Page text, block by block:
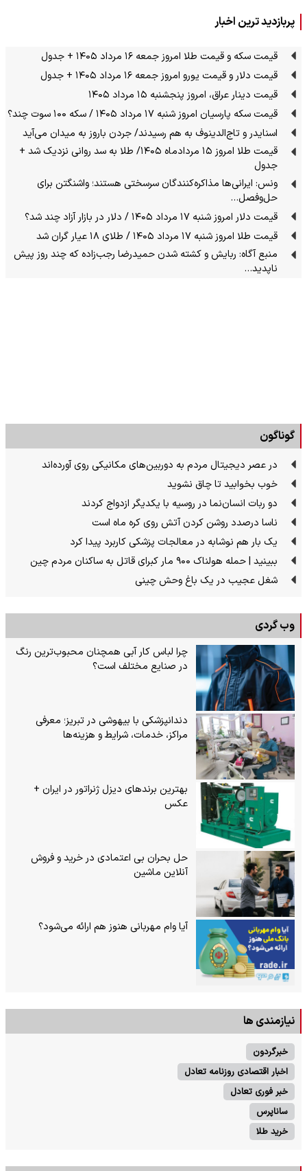
پربازدید ترین اخبار
قیمت سکه و قیمت طلا امروز جمعه ۱۶ مرداد ۱۴۰۵ + جدول
قیمت دلار و قیمت یورو امروز جمعه ۱۶ مرداد ۱۴۰۵ + جدول
قیمت دینار عراق، امروز پنجشنبه ۱۵ مرداد ۱۴۰۵
قیمت سکه پارسیان امروز شنبه ۱۷ مرداد ۱۴۰۵ / سکه ۱۰۰ سوت چند؟
اسنایدر و تاج‌الدینوف به هم رسیدند/ جردن باروز به میدان می‌آید
قیمت طلا امروز ۱۵ مردادماه ۱۴۰۵/ طلا به سد روانی نزدیک شد +
جدول
ونس: ایرانی‌ها مذاکره‌کنندگان سرسختی هستند؛ واشنگتن برای
حل‌وفصل…
قیمت دلار امروز شنبه ۱۷ مرداد ۱۴۰۵ / دلار در بازار آزاد چند شد؟
قیمت طلا امروز شنبه ۱۷ مرداد ۱۴۰۵ / طلای ۱۸ عیار گران شد
منبع آگاه: ربایش و کشته شدن حمیدرضا رجب‌زاده که چند روز پیش
ناپدید…
گوناگون
در عصر دیجیتال مردم به دوربین‌های مکانیکی روی آورده‌اند
خوب بخوابید تا چاق نشوید
دو ربات انسان‌نما در روسیه با یکدیگر ازدواج کردند
ناسا درصدد روشن کردن آتش روی کره ماه است
یک بار هم نوشابه در معالجات پزشکی کاربرد پیدا کرد
ببینید | حمله هولناک ۹۰۰ مار کبرای قاتل به ساکنان مردم چین
شغل عجیب در یک باغ وحش چینی
وب گردی
چرا لباس کار آبی همچنان محبوب‌ترین رنگ
در صنایع مختلف است؟
دندانپزشکی با بیهوشی در تبریز؛ معرفی
مراکز، خدمات، شرایط و هزینه‌ها
بهترین برندهای دیزل ژنراتور در ایران +
عکس
حل بحران بی‌ اعتمادی در خرید و فروش
آنلاین ماشین
آیا وام مهربانی هنوز هم ارائه می‌شود؟
نیازمندی ها
خبرگردون
اخبار اقتصادی روزنامه تعادل
خبر فوری تعادل
ساناپرس
خرید طلا